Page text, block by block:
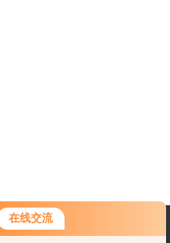
在线交流